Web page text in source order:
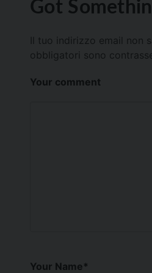
Got
Il tuo indirizzo email non
obbligatori sono
Your comment
Your Name*